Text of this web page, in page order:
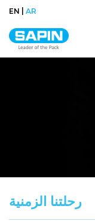
EN AR
رحلتنا الزمنية